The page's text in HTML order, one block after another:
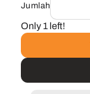
Jumlah
Only 1 left!